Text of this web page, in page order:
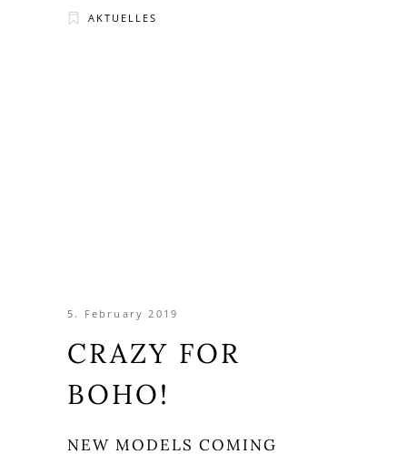
AKTUELLES
5. February 2019
CRAZY FOR
BOHO!
NEW MODELS COMING